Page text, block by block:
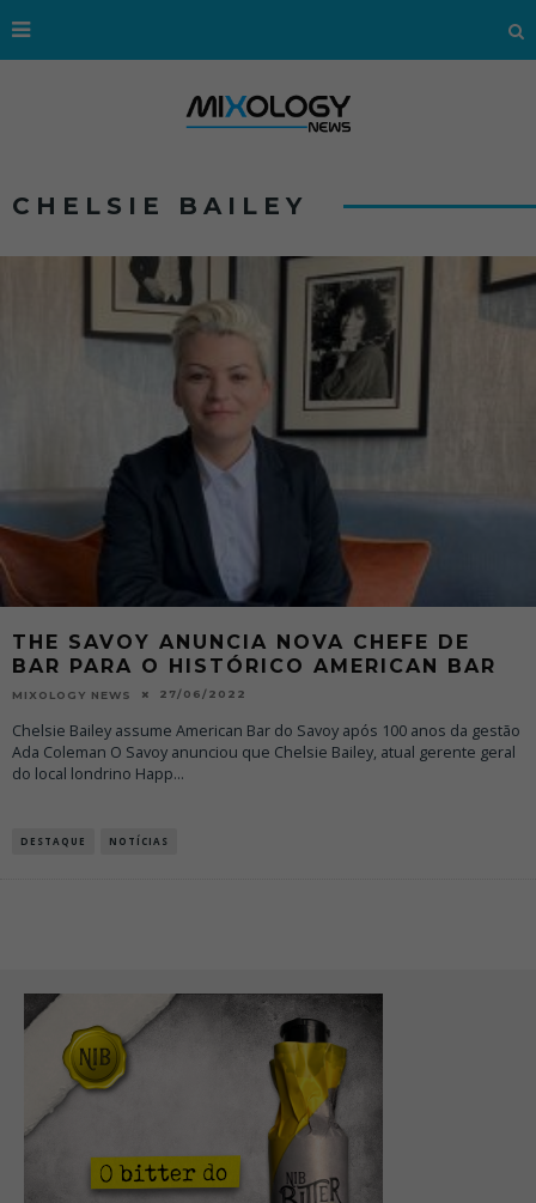
CHELSIE BAILEY
THE SAVOY ANUNCIA NOVA CHEFE DE
BAR PARA O HISTÓRICO AMERICAN BAR
MIXOLOGY NEWS 27/06/2022
Chelsie Bailey assume American Bar do Savoy após 100 anos da gestão
Ada Coleman O Savoy anunciou que Chelsie Bailey, atual gerente geral
do local londrino Happ...
DESTAQUE NOTÍCIAS